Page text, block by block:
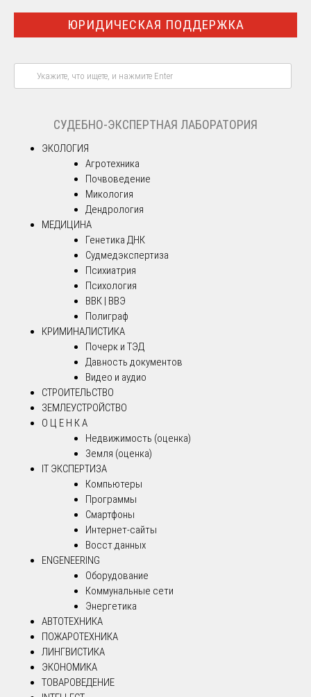
ЮРИДИЧЕСКАЯ ПОДДЕРЖКА
СУДЕБНО-ЭКСПЕРТНАЯ ЛАБОРАТОРИЯ
ЭКОЛОГИЯ
Агротехника
Почвоведение
Микология
Дендрология
МЕДИЦИНА
Генетика ДНК
Судмедэкспертиза
Психиатрия
Психология
ВВК | ВВЭ
Полиграф
КРИМИНАЛИСТИКА
Почерк и ТЭД
Давность документов
Видео и аудио
СТРОИТЕЛЬСТВО
ЗЕМЛЕУСТРОЙСТВО
О Ц Е Н К А
Недвижимость (оценка)
Земля (оценка)
IT ЭКСПЕРТИЗА
Компьютеры
Программы
Смартфоны
Интернет-сайты
Восст.данных
ENGENEERING
Оборудование
Коммунальные сети
Энергетика
АВТОТЕХНИКА
ПОЖАРОТЕХНИКА
ЛИНГВИСТИКА
ЭКОНОМИКА
ТОВАРОВЕДЕНИЕ